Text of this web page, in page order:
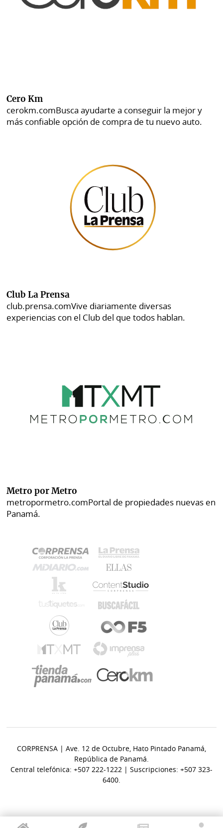
Cero Km
cerokm.comBusca ayudarte a conseguir la mejor y
más confiable opción de compra de tu nuevo auto.
Club La Prensa
club.prensa.comVive diariamente diversas
experiencias con el Club del que todos hablan.
Metro por Metro
metropormetro.comPortal de propiedades nuevas en
Panamá.
CORPRENSA | Ave. 12 de Octubre, Hato Pintado Panamá,
República de Panamá.
Central telefónica: +507 222-1222 | Suscripciones: +507 323-
6400.